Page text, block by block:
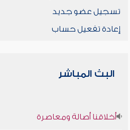
تسجيل عضو جديد
إعادة تفعيل حساب
البث المباشر
أخلاقنا أصالة ومعاصرة